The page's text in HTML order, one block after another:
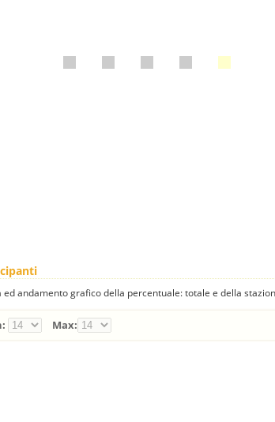
andamento grafico della percentuale: totale e della
Max: